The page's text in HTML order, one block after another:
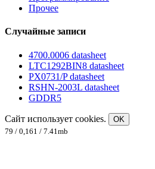
Прочее
Случайные записи
4700.0006 datasheet
LTC1292BIN8 datasheet
PX0731/P datasheet
RSHN-2003L datasheet
GDDR5
Сайт использует cookies.
OK
79 / 0,161 / 7.41mb